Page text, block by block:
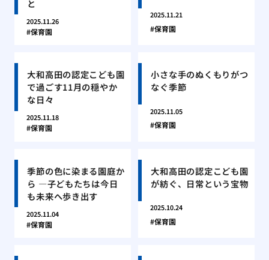
と
2025.11.26
保育園
2025.11.21
保育園
大和高田の認定こども園
で過ごす11月の穏やか
な日々
2025.11.18
保育園
小さな手のぬくもりがつ
なぐ季節
2025.11.05
保育園
季節の色に染まる園庭か
ら ―子どもたちは今日
も未来へ歩き出す
2025.11.04
保育園
大和高田の認定こども園
が紡ぐ、日常という宝物
2025.10.24
保育園